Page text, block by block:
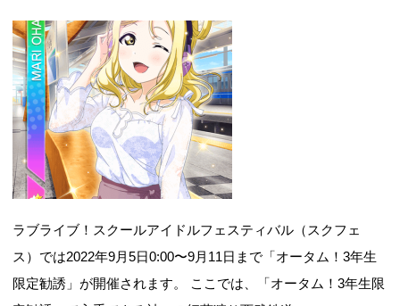
ラブライブ！スクールアイドルフェスティバル（スクフェ
ス）では2022年9月5日0:00〜9月11日まで「オータム！3年生
限定勧誘」が開催されます。 ここでは、「オータム！3年生限